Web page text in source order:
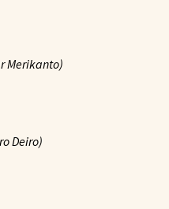
Merikanto)
Deiro)